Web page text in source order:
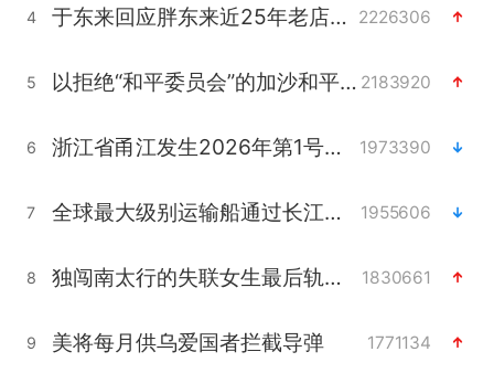
4 于东来回应胖东来近25年老店年底关闭 2226306
5 以拒绝“和平委员会”的加沙和平计划 2183920
6 浙江省甬江发生2026年第1号洪水 1973390
7 全球最大级别运输船通过长江大桥 1955606
8 独闯南太行的失联女生最后轨迹已确认 1830661
9 美将每月供乌爱国者拦截导弹 1771134